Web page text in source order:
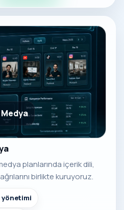
planlarında içerik dili,
birlikte kuruyoruz.
yönetimi